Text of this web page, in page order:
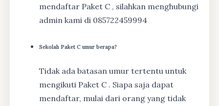
mendaftar Paket C , silahkan menghubungi
admin kami di 085722459994
Sekolah Paket C umur berapa?
Tidak ada batasan umur tertentu untuk
mengikuti Paket C . Siapa saja dapat
mendaftar, mulai dari orang yang tidak